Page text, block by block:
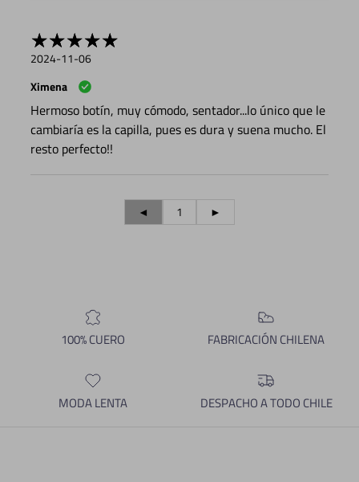
2024-11-06
Ximena
Hermoso botín, muy cómodo, sentador...lo único que le
cambiaría es la capilla, pues es dura y suena mucho. El
resto perfecto!!
◄ 1 ►
100% CUERO FABRICACIÓN CHILENA
MODA LENTA DESPACHO A TODO CHILE